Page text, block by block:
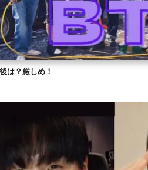
は？厳しめ！